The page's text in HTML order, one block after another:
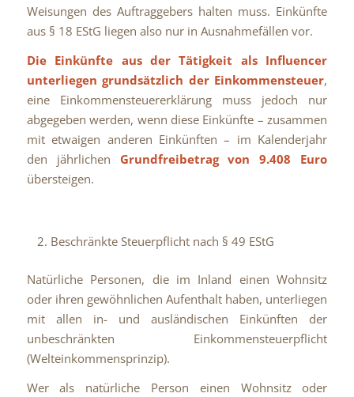
Weisungen des Auftraggebers halten muss. Einkünfte
aus § 18 EStG liegen also nur in Ausnahmefällen vor.
Die Einkünfte aus der Tätigkeit als Influencer
unterliegen grundsätzlich der Einkommensteuer,
eine Einkommensteuererklärung muss jedoch nur
abgegeben werden, wenn diese Einkünfte – zusammen
mit etwaigen anderen Einkünften – im Kalenderjahr
den jährlichen Grundfreibetrag von 9.408 Euro
übersteigen.
Beschränkte Steuerpflicht nach § 49 EStG
Natürliche Personen, die im Inland einen Wohnsitz
oder ihren gewöhnlichen Aufenthalt haben, unterliegen
mit allen in- und ausländischen Einkünften der
unbeschränkten Einkommensteuerpflicht
(Welteinkommensprinzip).
Wer als natürliche Person einen Wohnsitz oder